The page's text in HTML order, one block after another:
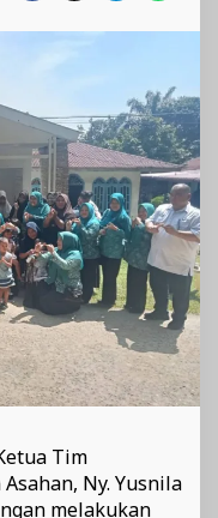
Rutin
Tim
Ny. Yusnila
melakukan